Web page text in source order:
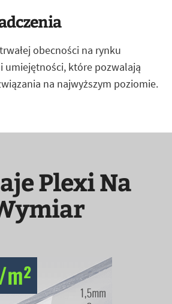
obecności na rynku
umiejętności, które pozwalają
na najwyższym poziomie.
Plexi Na